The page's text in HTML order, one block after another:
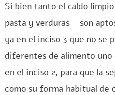
Si bien tanto el caldo
pasta y verduras – son
ya en el inciso 3 que no se
diferentes de alimento
en el inciso 2, para que la
como su forma habitual de